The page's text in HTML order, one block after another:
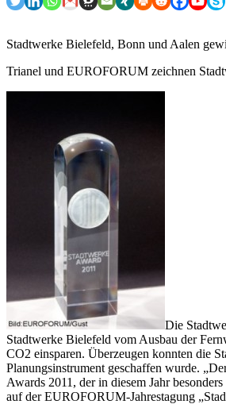
Stadtwerke Bielefeld, Bonn und Aalen
Trianel und EUROFORUM zeichnen
Die
Stadtwerke Bielefeld vom Ausbau der
CO2 einsparen. Überzeugen konnten die
Planungsinstrument geschaffen wurde.
Awards 2011, der in diesem Jahr
auf der EUROFORUM-Jahrestagung